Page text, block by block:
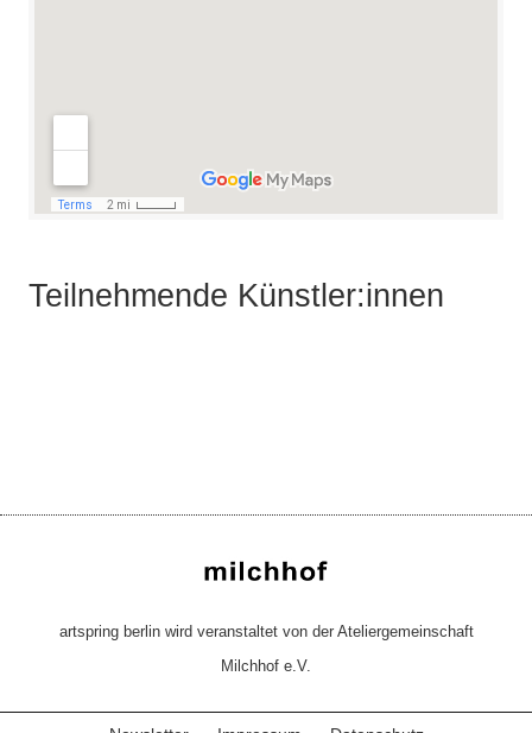
Teilnehmende Künstler:innen
artspring berlin wird veranstaltet von der Ateliergemeinschaft
Milchhof e.V.